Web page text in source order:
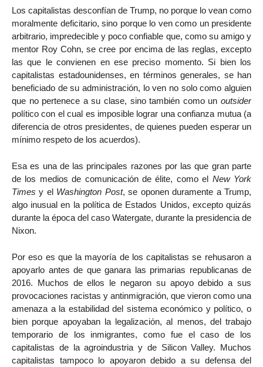
Los capitalistas desconfían de Trump, no porque lo vean como
moralmente deficitario, sino porque lo ven como un presidente
arbitrario, impredecible y poco confiable que, como su amigo y
mentor Roy Cohn, se cree por encima de las reglas, excepto
las que le convienen en ese preciso momento. Si bien los
capitalistas estadounidenses, en términos generales, se han
beneficiado de su administración, lo ven no solo como alguien
que no pertenece a su clase, sino también como un outsider
político con el cual es imposible lograr una confianza mutua (a
diferencia de otros presidentes, de quienes pueden esperar un
mínimo respeto de los acuerdos).
Esa es una de las principales razones por las que gran parte
de los medios de comunicación de élite, como el New York
Times y el Washington Post, se oponen duramente a Trump,
algo inusual en la política de Estados Unidos, excepto quizás
durante la época del caso Watergate, durante la presidencia de
Nixon.
Por eso es que la mayoría de los capitalistas se rehusaron a
apoyarlo antes de que ganara las primarias republicanas de
2016. Muchos de ellos le negaron su apoyo debido a sus
provocaciones racistas y antinmigración, que vieron como una
amenaza a la estabilidad del sistema económico y político, o
bien porque apoyaban la legalización, al menos, del trabajo
temporario de los inmigrantes, como fue el caso de los
capitalistas de la agroindustria y de Silicon Valley. Muchos
capitalistas tampoco lo apoyaron debido a su defensa del